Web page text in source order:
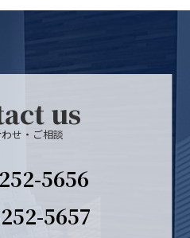
us
せ・ご相談
5656
5657